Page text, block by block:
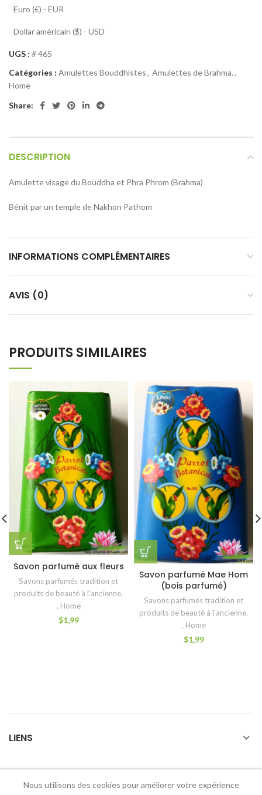
Euro (€) - EUR
Dollar américain ($) - USD
UGS : # 465
Catégories : Amulettes Bouddhistes, Amulettes de Brahma.,
Home
Share:
DESCRIPTION
Amulette visage du Bouddha et Phra Phrom (Brahma)
Bénit par un temple de Nakhon Pathom
INFORMATIONS COMPLÉMENTAIRES
AVIS (0)
PRODUITS SIMILAIRES
Savon parfumé aux fleurs
Savons parfumés tradition et
produits de beauté à l'ancienne.
, Home
$1,99
Savon parfumé Mae Hom
(bois parfumé)
Savons parfumés tradition et
produits de beauté à l'ancienne.
, Home
$1,99
LIENS
2026 Holy Dharma Amulets
Nous utilisons des cookies pour améliorer votre expérience